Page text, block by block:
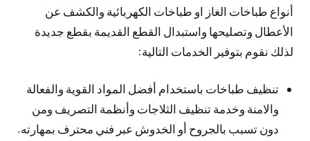
أنواع طباخات الغاز او طباخات الكهربائية والكشف عن
الأعطال وتصليحها واستبدال القطع القديمة بقطع جديدة
لذلك نقوم بتوفير الخدمات التالية:
تنظيف طباخات باستخدام أفضل المواد القوية والفعالة
والامنة وخدمة تنظيف الثلاجات وأنظمة التصريف ومن
دون تسبب بالجروح أو الخدوش عبر فني محترف بمهارته.